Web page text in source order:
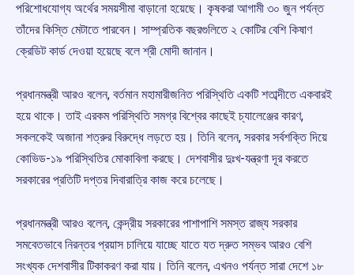
পরিশোধযোগ্য অর্থের সময়সীমা বাড়ানো হয়েছে। কৃষকরা আগামী ৩০ জুন পর্যন্ত
তাঁদের কিস্তি মেটাতে পারবেন। সাম্প্রতিক বছরগুলিতে ২ কোটির বেশি কিষাণ
ক্রেডিট কার্ড দেওয়া হয়েছে বলে শ্রী মোদী জানান।
প্রধানমন্ত্রী আরও বলেন, বর্তমান মহামারীজনিত পরিস্থিতি একটি শতাব্দীতে একবারই
হয়ে থাকে। তাই এরকম পরিস্থিতি সমগ্র বিশ্বের কাছেই চ্যালেঞ্জের কারণ,
সকলকেই অজানা শত্রুর বিরুদ্ধে লড়তে হয়। তিনি বলেন, সরকার সর্বশক্তি দিয়ে
কোভিড-১৯ পরিস্থিতির মোকাবিলা করছে। দেশবাসীর দুঃখ-যন্ত্রণা দূর করতে
সরকারের প্রতিটি দপ্তর দিবারাত্রি কাজ করে চলেছে।
প্রধানমন্ত্রী আরও বলেন, কেন্দ্রীয় সরকারের পাশাপাশি সমস্ত রাজ্য সরকার
সমবেতভাবে নিরন্তর প্রয়াস চালিয়ে যাচ্ছে যাতে যত দ্রুত সম্ভব আরও বেশি
সংখ্যক দেশবাসীর টিকাকরণ করা যায়। তিনি বলেন, এখনও পর্যন্ত সারা দেশে ১৮